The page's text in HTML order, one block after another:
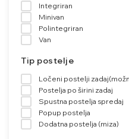
Integriran
Minivan
Polintegriran
Van
Tip postelje
Ločeni postelji
Postelja po širini zadaj
Spustna postelja spredaj
Popup postelja
Dodatna postelja (miza)